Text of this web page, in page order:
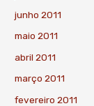
junho 2011
maio 2011
abril 2011
março 2011
fevereiro 2011